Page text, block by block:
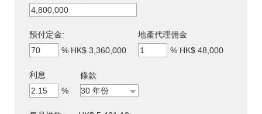
預付定金:
% HK$ 3,360,000
地產代理佣金
% HK$ 48,000
利息
%
條款